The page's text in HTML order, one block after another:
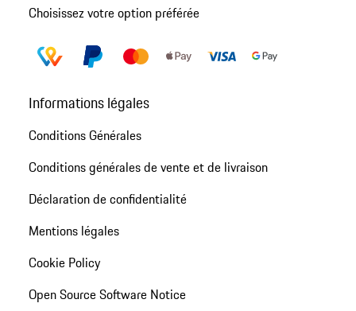
Choisissez votre option préférée
Informations légales
Conditions Générales
Conditions générales de vente et de livraison
Déclaration de confidentialité
Mentions légales
Cookie Policy
Open Source Software Notice